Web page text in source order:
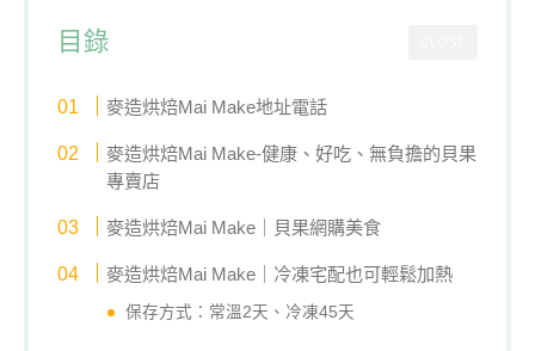
目錄
麥造烘焙Mai Make地址電話
麥造烘焙Mai Make-健康、好吃、無負擔的貝果
專賣店
麥造烘焙Mai Make｜貝果網購美食
麥造烘焙Mai Make｜冷凍宅配也可輕鬆加熱
保存方式：常溫2天、冷凍45天